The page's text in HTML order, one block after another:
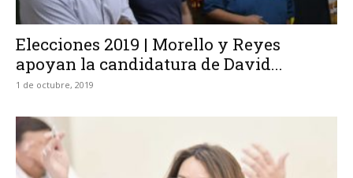
Elecciones 2019 | Morello y Reyes
apoyan la candidatura de David...
1 de octubre, 2019